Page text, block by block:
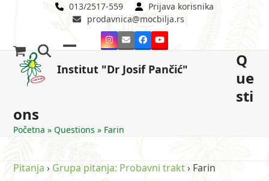
013/2517-559
Prijava korisnika
prodavnica@mocbilja.rs
Instagram
EmailFacebookYouTube
Institut "Dr Josif Pančić"
mobile
mobile
Q
ue
sti
ons
Početna »Questions » Farin
Pitanja › Grupa pitanja: Probavni trakt› Farin